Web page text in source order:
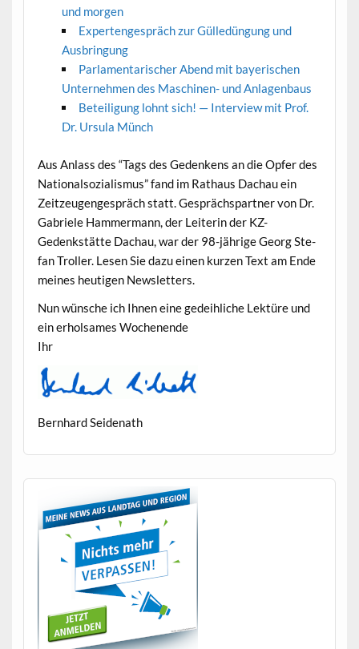
und morgen
Expertenge­spräch zur Gülledün­gung und
Ausbringung
Par­la­men­tarisch­er Abend mit bay­erischen
Unternehmen des Maschi­nen- und Anlagenbaus
Beteili­gung lohnt sich! — Inter­view mit Prof.
Dr. Ursu­la Münch
Aus Anlass des “Tags des Gedenkens an die Opfer des
Nation­al­sozial­is­mus” fand im Rathaus Dachau ein
Zeitzeu­genge­spräch statt. Gesprächspart­ner von Dr.
Gabriele Ham­mer­mann, der Lei­t­erin der KZ-
Gedenkstätte Dachau, war der 98-jährige Georg Ste­
fan Troller. Lesen Sie dazu einen kurzen Text am Ende
meines heuti­gen Newsletters.
Nun wün­sche ich Ihnen eine gedeih­liche Lek­türe und
ein erhol­sames Wochenende
Ihr
Bern­hard Seidenath